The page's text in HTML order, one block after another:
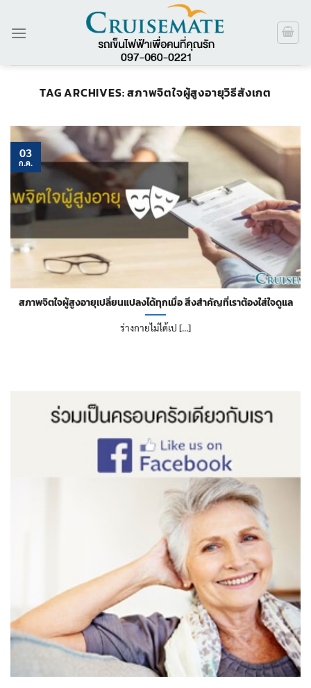
TAG ARCHIVES:สภาพจิตใจผู้สูงอายุวิธีสังเกต
สภาพจิตใจผู้สูงอายุเปลี่ยนแปลงได้ทุกเมื่อ สิ่งสำคัญที่เราต้องใส่ใจดูแล
ร่างกายไม่ได้เป [...]
03
ก.ค.